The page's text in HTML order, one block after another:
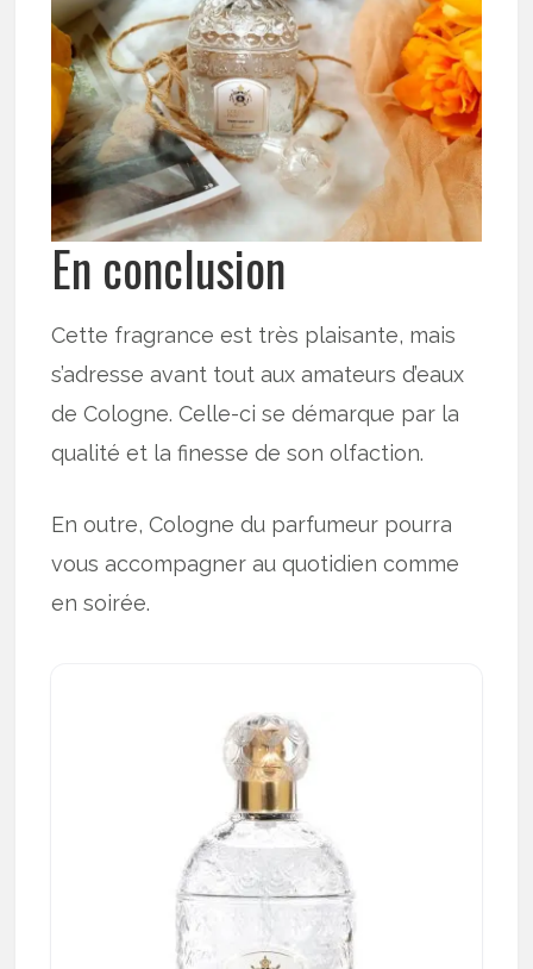
En conclusion
Cette fragrance est très plaisante, mais
s’adresse avant tout aux amateurs d’eaux
de Cologne. Celle-ci se démarque par la
qualité et la finesse de son olfaction.
En outre, Cologne du parfumeur pourra
vous accompagner au quotidien comme
en soirée.